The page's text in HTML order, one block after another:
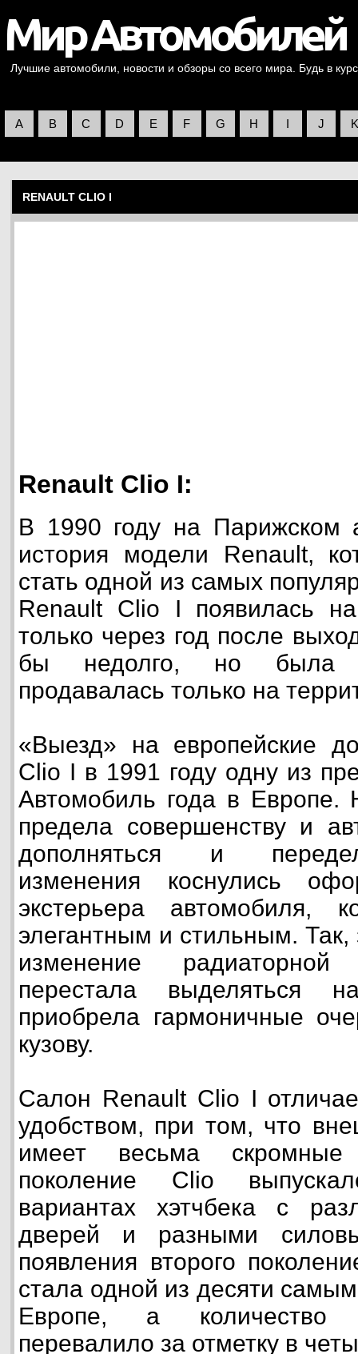
Лучшие автомобили, новости и обзоры со всего мира. Будь в
A B C D E F G H I J K
RENAULT CLIO I
Renault Clio I:
В 1990 году на Парижском
история модели Renault,
стать одной из самых
Renault Clio I появилась
только через год после
бы недолго, но была
продавалась только на
«Выезд» на европейские
Clio I в 1991 году одну из
Автомобиль года в Европе.
предела совершенству и
дополняться и
изменения коснулись
экстерьера автомобиля,
элегантным и стильным. Так,
изменение
перестала
приобрела гармоничные
кузову.
Салон Renault Clio I
удобством, при том, что
имеет весьма
поколение Clio
вариантах хэтчбека с
дверей и разными
появления второго
стала одной из десяти
Европе, а количество
перевалило за отметку в